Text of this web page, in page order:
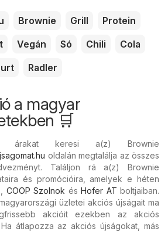
Brownie Grill
Protein
Vegán Só Chili
Cola
Radler
a magyar
🛒
árakat keresi a(z) Brownie
oldalán megtalálja az összes
Találjon rá a(z) Brownie
és promócióira, amelyek e héten
COOP Szolnok és Hofer AT boltjaiban.
üzletei akciós újságait ma
akcióit ezekben az akciós
átlapozza az akciós újságokat, más